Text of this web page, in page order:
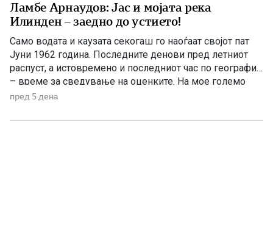
Ламбе Арнаудов: Јас и мојата река
Илинден – заедно до устието!
Само водата и каузата секогаш го наоѓаат својот пат
Јуни 1962 година. Последните денови пред летниот
распуст, а истовремено и последниот час по географија
– време за сведување на оценките. На мое големо
изненадување, учителката ме крена мене и ми
расчисти дилемите околу мојата конечна […]
пред 5 дена